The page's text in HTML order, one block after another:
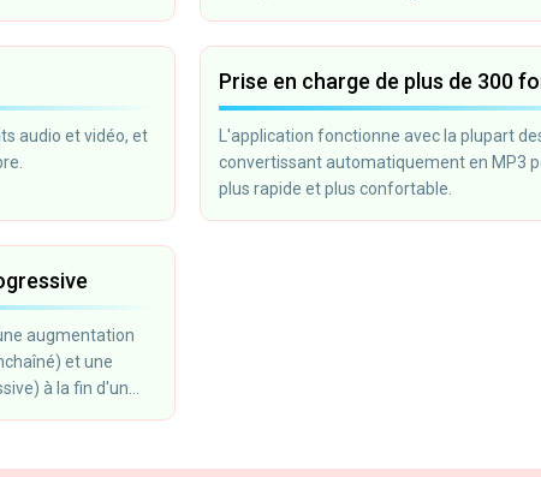
Couper ».
audio et vidéo, et
Prise en charge de plus de 300
L'application fonctionne avec la plupart
convertissant automatiquement en MP3
plus rapide et plus confortable.
augmentation
et une
à la fin d'un